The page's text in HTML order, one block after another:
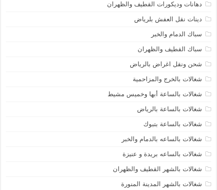
دهانات وديكورات القطيف والظهران
دينات نقل العفش بلرياض
سباك الدمام والخبر
سباك القطيف والظهران
شحن ونقل اغراض بالرياض
شغالات بالخرج والمزاحمية
شغالات بالساعة أبها وخميس مشيط
شغالات بالساعة بالرياض
شغالات بالساعة بتبوك
شغالات بالساعه بالدمام والخبر
شغالات بالساعه بريدة و عنيزة
شغالات بالشهر القطيف والظهران
شغالات بالشهر المدينة المنورة